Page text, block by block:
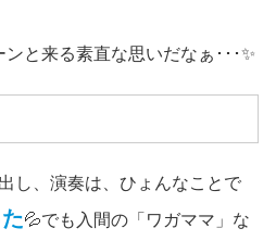
と来る素直な思いだなぁ･･･✨
し、演奏は、ひょんなことで
💦でも入間の「ワガママ」な